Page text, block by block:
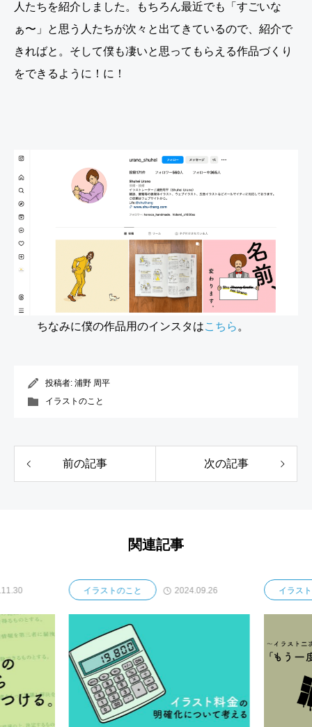
人たちを紹介しました。もちろん最近でも「すごいな
ぁ〜」と思う人たちが次々と出てきているので、紹介で
きればと。そして僕も凄いと思ってもらえる作品づくり
をできるように！に！
ちなみに僕の作品用のインスタはこちら 。
投稿者: 浦野 周平
イラストのこと
前の記事 次の記事
関連記事
イラストのこと 2024.09.26 イラス